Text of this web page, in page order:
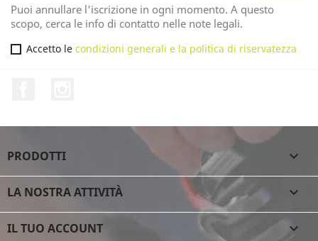
Aggiungi al carrello
Puoi annullare l'iscrizione in ogni momento. A questo
scopo, cerca le info di contatto nelle note legali.
Accetto le condizioni generali e la politica di riservatezza
PRODOTTI 
LA NOSTRA ATTIVITÀ 
IL TUO ACCOUNT 